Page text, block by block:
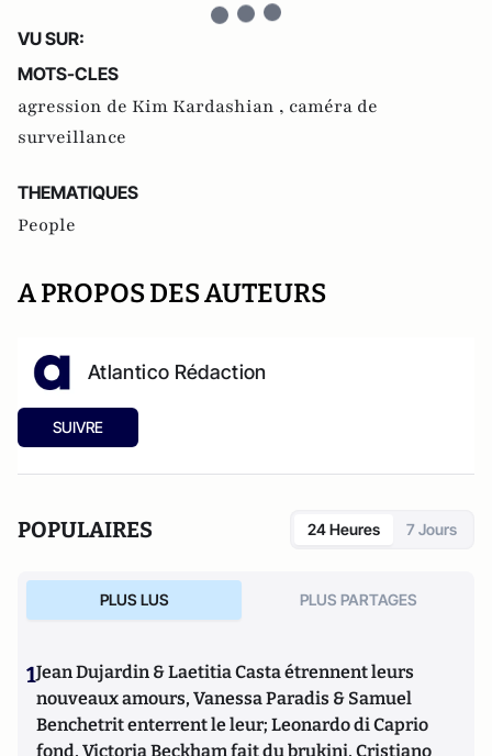
VU SUR:
MOTS-CLES
agression de Kim Kardashian , caméra de
surveillance
THEMATIQUES
People
A PROPOS DES AUTEURS
Atlantico Rédaction
SUIVRE
POPULAIRES 24 Heures 7 Jours
PLUS LUS PLUS PARTAGES
1Jean Dujardin & Laetitia Casta étrennent leurs
nouveaux amours, Vanessa Paradis & Samuel
Benchetrit enterrent le leur; Leonardo di Caprio
fond, Victoria Beckham fait du brukini, Cristiano